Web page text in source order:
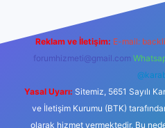
Reklam ve İletişim: E-mail:
forumhizmeti@gmail.com
Yasal Uyarı: Sitemiz, 5651 Sayılı
ve İletişim Kurumu (BTK)
olarak hizmet vermektedir. Bu